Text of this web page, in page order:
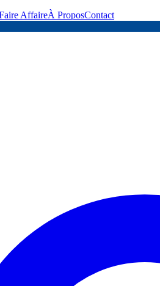
AffaireÀ ProposContact